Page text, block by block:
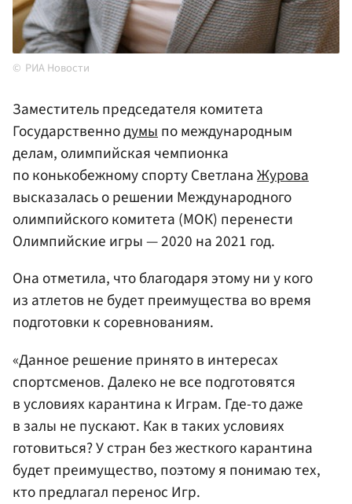
РИА Новости
Заместитель председателя комитета
Государственнодумыпо международным
делам, олимпийская чемпионка
по конькобежному спорту СветланаЖурова
высказалась о решении Международного
олимпийского комитета (МОК) перенести
Олимпийские игры — 2020 на 2021 год.
Она отметила, что благодаря этому ни у кого
из атлетов не будет преимущества во время
подготовки к соревнованиям.
«Данное решение принято в интересах
спортсменов. Далеко не все подготовятся
в условиях карантина к Играм. Где-то даже
в залы не пускают. Как в таких условиях
готовиться? У стран без жесткого карантина
будет преимущество, поэтому я понимаю тех,
кто предлагал перенос Игр.